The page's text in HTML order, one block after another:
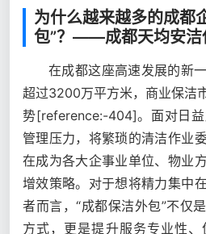
为什么越来越多的成都
包”？——成都天均安洁
在成都这座高速发展的新
超过3200万平方米，商业保洁
势[reference:-404]。面对日
管理压力，将繁琐的清洁作业
在成为各大企事业单位、物业
增效策略。对于想将精力集中
者而言，“成都保洁外包”不仅
方式，更是提升服务专业性